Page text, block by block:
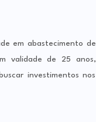
em abastecimento de
validade de 25 anos,
investimentos nos